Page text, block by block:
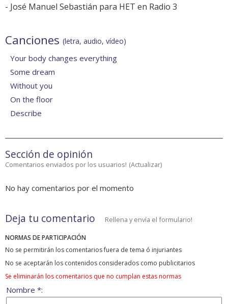
- José Manuel Sebastián para HET en Radio 3
Canciones (letra, audio, vídeo)
Your body changes everything
Some dream
Without you
On the floor
Describe
Sección de opinión
Comentarios enviados por los usuarios! (Actualizar)
No hay comentarios por el momento
Deja tu comentario Rellena y envía el formulario!
NORMAS DE PARTICIPACIÓN
No se permitirán los comentarios fuera de tema ó injuriantes
No se aceptarán los contenidos considerados como publicitarios
Se eliminarán los comentarios que no cumplan estas normas
Nombre *: